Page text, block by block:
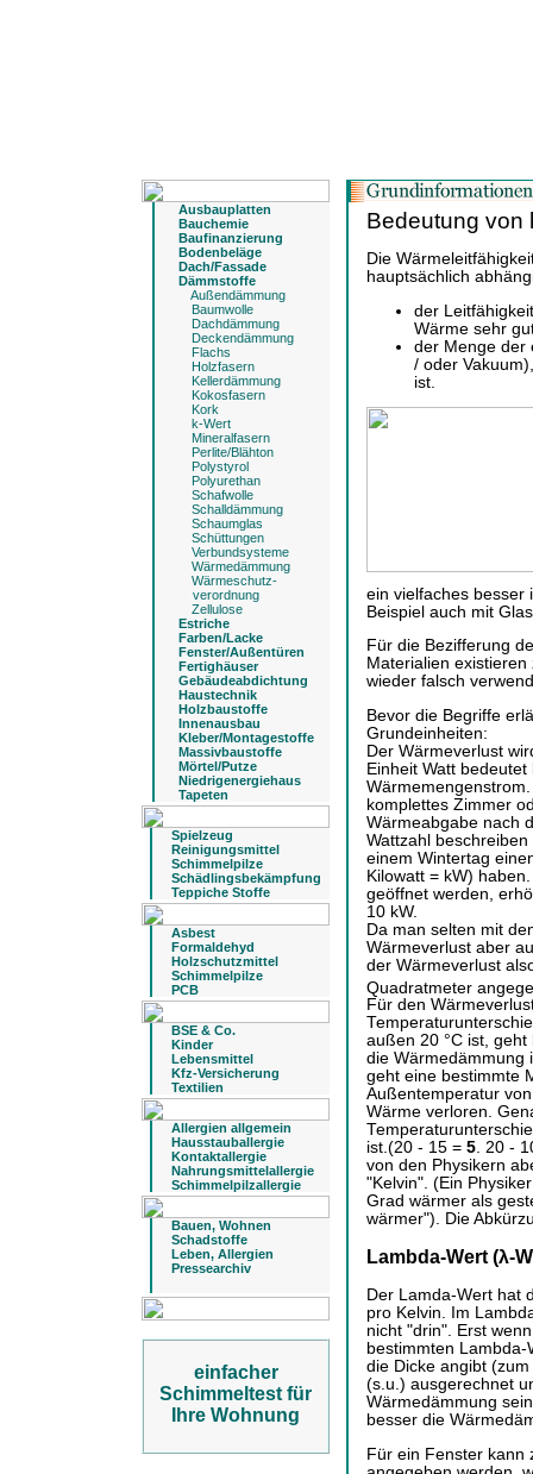
Ausbauplatten
Bauchemie
Baufinanzierung
Bodenbeläge
Dach/Fassade
Dämmstoffe
Außendämmung
Baumwolle
Dachdämmung
Deckendämmung
Flachs
Holzfasern
Kellerdämmung
Kokosfasern
Kork
k-Wert
Mineralfasern
Perlite/Blähton
Polystyrol
Polyurethan
Schafwolle
Schalldämmung
Schaumglas
Schüttungen
Verbundsysteme
Wärmedämmung
Wärmeschutz-
verordnung
Zellulose
Estriche
Farben/Lacke
Fenster/Außentüren
Fertighäuser
Gebäudeabdichtung
Haustechnik
Holzbaustoffe
Innenausbau
Kleber/Montagestoffe
Massivbaustoffe
Mörtel/Putze
Niedrigenergiehaus
Tapeten
Spielzeug
Reinigungsmittel
Schimmelpilze
Schädlingsbekämpfung
Teppiche Stoffe
Asbest
Formaldehyd
Holzschutzmittel
Schimmelpilze
PCB
BSE & Co.
Kinder
Lebensmittel
Kfz-Versicherung
Textilien
Allergien allgemein
Hausstauballergie
Kontaktallergie
Nahrungsmittelallergie
Schimmelpilzallergie
Bauen, Wohnen
Schadstoffe
Leben, Allergien
Pressearchiv
einfacher
Schimmeltest für
Ihre Wohnung
Bedeutung von
Die
hauptsächlich
der
Wärme sehr
der Menge der
/ oder
ist.
ein vielfaches besser
Beispiel auch mit
Für die Bezifferung
Materialien
wieder falsch
Bevor die Begriffe
Grundeinheiten:
Der Wärmeverlust
Einheit Watt
komplettes Zimmer
Wärmeabgabe nach
Wattzahl
einem Wintertag
Kilowatt = kW)
geöffnet werden,
10 kW.
Da man selten mit
Wärmeverlust aber
der Wärmeverlust
Quadratmeter
Für den
außen 20 °C ist,
die Wärmedämmung
geht eine bestimmte
Außentemperatur
Wärme verloren.
ist.(20 - 15 = 5. 20 -
von den Physikern
"Kelvin". (Ein
Grad wärmer als
wärmer"). Die
Lambda-Wert (λ-
Der Lamda-Wert hat
pro Kelvin. Im
nicht "drin". Erst
bestimmten
die Dicke angibt
(s.u.) ausgerechnet
Wärmedämmung
besser die
Für ein Fenster kann